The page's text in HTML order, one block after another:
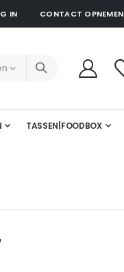
IN CONTACT OPNEMEN
TASSEN|FOODBOX